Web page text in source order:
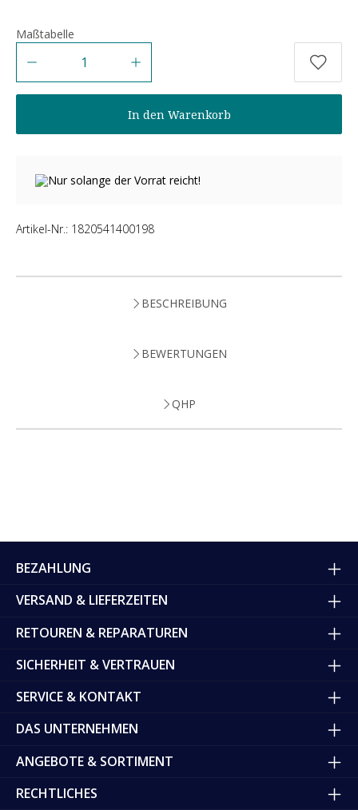
Maßtabelle
In den Warenkorb
Nur solange der Vorrat reicht!
Artikel-Nr.: 1820541400198
BESCHREIBUNG
BEWERTUNGEN
QHP
BEZAHLUNG
VERSAND & LIEFERZEITEN
RETOUREN & REPARATUREN
SICHERHEIT & VERTRAUEN
SERVICE & KONTAKT
DAS UNTERNEHMEN
ANGEBOTE & SORTIMENT
RECHTLICHES